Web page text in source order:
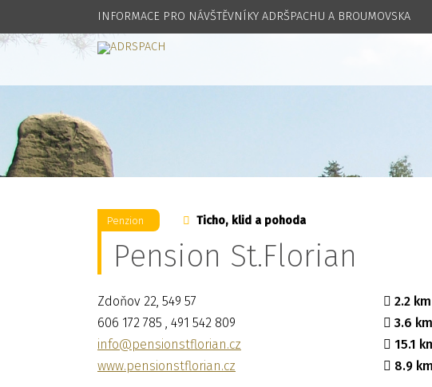
INFORMACE PRO NÁVŠTĚVNÍKY ADRŠPACHU A BROUMOVSKA
Penzion Ticho, klid a pohoda
Pension St.Florian
Zdoňov 22, 549 57
606 172 785 , 491 542 809
info@pensionstflorian.cz
www.pensionstflorian.cz
2.2 km
3.6 km
15.1
8.9 km